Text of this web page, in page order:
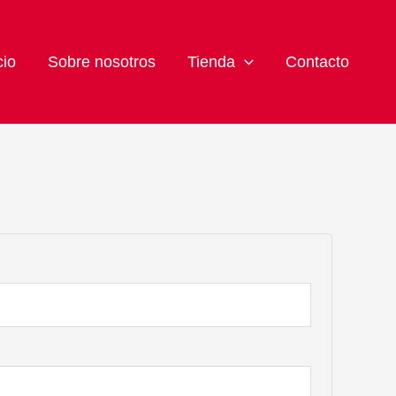
Sobre nosotros Tienda Contacto